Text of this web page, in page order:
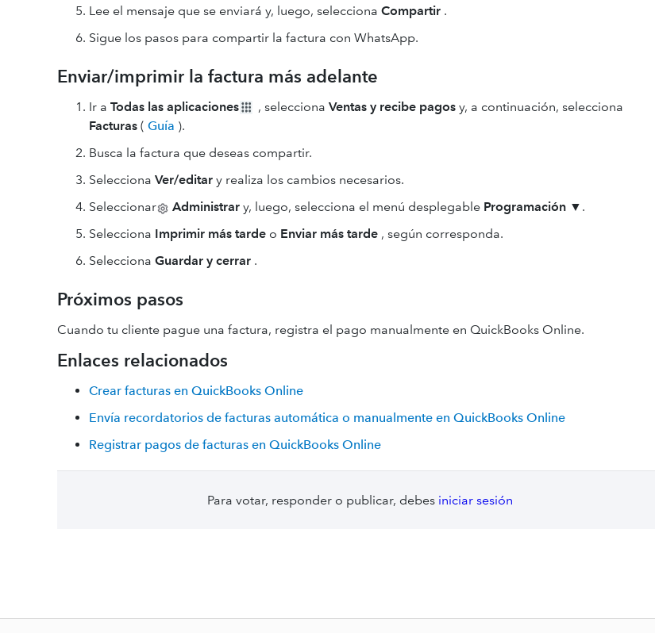
Lee el mensaje que se enviará y, luego, selecciona Compartir .
Sigue los pasos para compartir la factura con WhatsApp.
Enviar/imprimir la factura más adelante
Ir a Todas las aplicaciones , selecciona Ventas y recibe pagos y, a continuación, selecciona
Facturas ( Guía ).
Busca la factura que deseas compartir.
Selecciona Ver/editar y realiza los cambios necesarios.
Seleccionar
Administrar y, luego, selecciona el menú desplegable Programación ▼.
Selecciona Imprimir más tarde o Enviar más tarde , según corresponda.
Selecciona Guardar y cerrar .
Próximos pasos
Cuando tu cliente pague una factura, registra el pago manualmente en QuickBooks Online.
Enlaces relacionados
Crear facturas en QuickBooks Online
Envía recordatorios de facturas automática o manualmente en QuickBooks Online
Registrar pagos de facturas en QuickBooks Online
Para votar, responder o publicar, debes iniciar sesión